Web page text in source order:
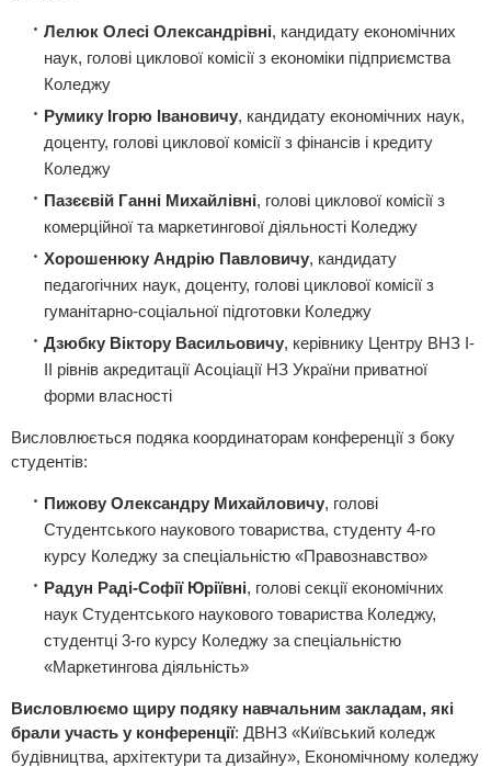
Лелюк Олесі Олександрівні, кандидату економічних
наук, голові циклової комісії з економіки підприємства
Коледжу
Румику Ігорю Івановичу, кандидату економічних наук,
доценту, голові циклової комісії з фінансів і кредиту
Коледжу
Пазєєвій Ганні Михайлівні, голові циклової комісії з
комерційної та маркетингової діяльності Коледжу
Хорошенюку Андрію Павловичу, кандидату
педагогічних наук, доценту, голові циклової комісії з
гуманітарно-соціальної підготовки Коледжу
Дзюбку Віктору Васильовичу, керівнику Центру ВНЗ І-
ІІ рівнів акредитації Асоціації НЗ України приватної
форми власності
Висловлюється подяка координаторам конференції з боку
студентів:
Пижову Олександру Михайловичу, голові
Студентського наукового товариства, студенту 4-го
курсу Коледжу за спеціальністю «Правознавство»
Радун Раді-Софії Юріївні, голові секції економічних
наук Студентського наукового товариства Коледжу,
студентці 3-го курсу Коледжу за спеціальністю
«Маркетингова діяльність»
Висловлюємо щиру подяку навчальним закладам, які
брали участь у конференції: ДВНЗ «Київський коледж
будівництва, архітектури та дизайну», Економічному коледжу